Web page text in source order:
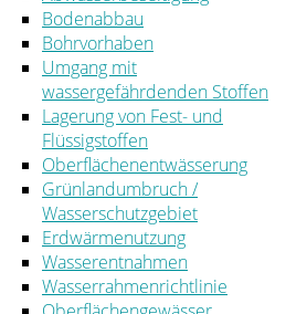
Bodenabbau
Bohrvorhaben
Umgang mit
wassergefährdenden Stoffen
Lagerung von Fest- und
Flüssigstoffen
Oberflächenentwässerung
Grünlandumbruch /
Wasserschutzgebiet
Erdwärmenutzung
Wasserentnahmen
Wasserrahmenrichtlinie